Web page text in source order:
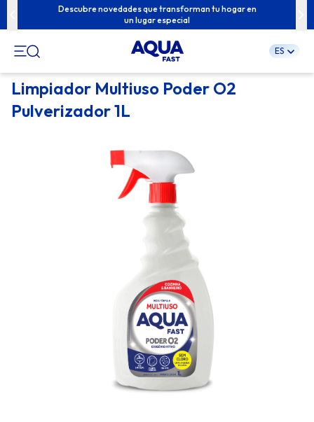
Pular
para
Descubre novedades que transforman tu hogar en
un lugar especial
ES
Limpiador Multiuso Poder O2
Pulverizador 1L